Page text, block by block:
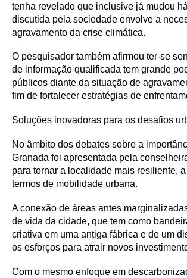
tenha revelado que inclusive já mudou
discutida pela sociedade envolve a
agravamento da crise climática.
O pesquisador também afirmou ter-se
de informação qualificada tem grande
públicos diante da situação de
fim de fortalecer estratégias de
Soluções inovadoras para os desafios
No âmbito dos debates sobre a
Granada foi apresentada pela
para tornar a localidade mais resiliente,
termos de mobilidade urbana.
A conexão de áreas antes
de vida da cidade, que tem como
criativa em uma antiga fábrica e de um
os esforços para atrair novos
Com o mesmo enfoque em